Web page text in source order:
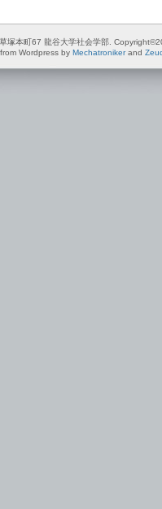
塚本町67 龍谷大学社会学部.
Wordpress by Mechatronikerand